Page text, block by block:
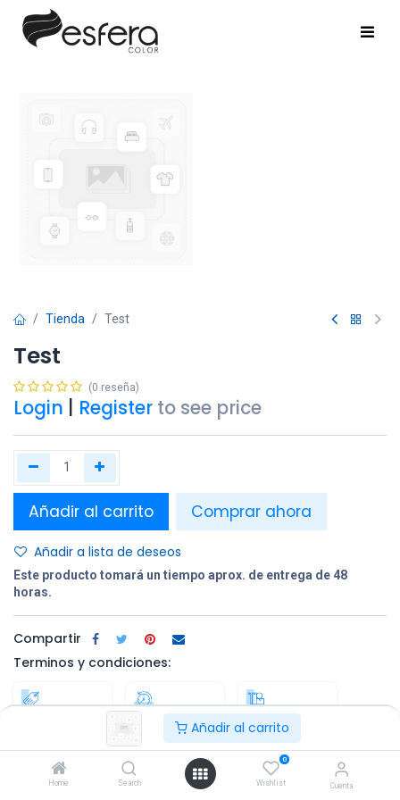
Añadir al carrito
Home Search
0
Wishlist Cuenta
Tienda Test
Test
(0 reseña)
Login Register to see price
Añadir al carrito Comprar ahora
Añadir a lista de deseos
Este producto tomará un tiempo aprox. de entrega de 48
horas.
Compartir
Terminos y condiciones:
Devolución en
un plazo de 30
días
Entrega
gratuita en
todos los
pedidos